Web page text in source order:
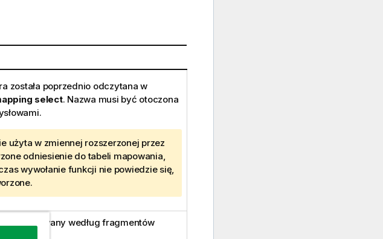
została poprzednio odczytana w
select. Nazwa musi być otoczona
użyta w zmiennej rozszerzonej przez
odniesienie do tabeli mapowania,
wywołanie funkcji nie powiedzie się,
mapowany według fragmentów